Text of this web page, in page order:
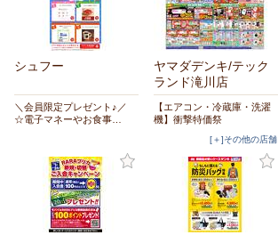
シュフー
＼会員限定プレゼント♪／
☆電子マネーやお食事…
ヤマダデンキ/テック
ランド滝川店
【エアコン・冷蔵庫・洗濯
機】衝撃特価祭
[＋]その他の店舗